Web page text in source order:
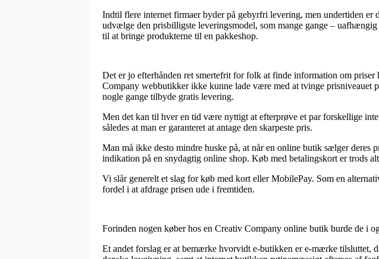
Indtil flere internet firmaer byder på gebyrfri levering, men undertiden
udvælge den prisbilligste leveringsmodel, som mange gange –
til at bringe produkterne til en pakkeshop.
Det er jo efterhånden ret smertefrit for folk at finde information om
Company webbutikker ikke kunne lade være med at tvinge prisniveauet
nogle gange tilbyde gratis levering.
Men det kan til hver en tid være nyttigt at efterprøve et par forskellige
således at man er garanteret at antage den skarpeste pris.
Man må ikke desto mindre huske på, at når en online butik sælger
indikation på en snydagtig online shop. Køb med betalingskort er trods
Vi slår generelt et slag for køb med kort eller MobilePay. Som en
fordel i at afdrage prisen ude i fremtiden.
Forinden nogen køber hos en Creativ Company online butik burde de i
Et andet forslag er at bemærke hvorvidt e-butikken er e-mærke tilsluttet,